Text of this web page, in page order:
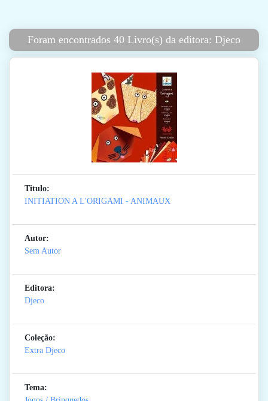
Foram encontrados 40 Livro(s) da editora: Djeco
Titulo:
INITIATION A L'ORIGAMI - ANIMAUX
Autor:
Sem Autor
Editora:
Djeco
Coleção:
Extra Djeco
Tema: